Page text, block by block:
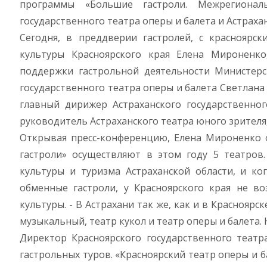
программы «Большие гастроли.
государственного театра оперы и балета и
Сегодня, в преддверии гастролей, с
культуры Красноярского края Елена
поддержки гастрольной деятельности
государственного театра оперы и балета
главный дирижер Астраханского
руководитель Астраханского театра юного
Открывая пресс-конференцию, Елена
гастроли» осуществляют в этом году 5
культуры и туризма Астраханской области, и
обменные гастроли, у Красноярского края не
культуры. - В Астрахани так же, как и в
музыкальный, театр кукол и театр оперы и
Директор Красноярского государственного
гастрольных туров. «Красноярский театр оперы и